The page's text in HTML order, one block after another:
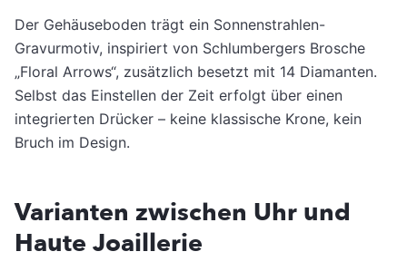
Der Gehäuseboden trägt ein Sonnenstrahlen-
Gravurmotiv, inspiriert von Schlumbergers Brosche
„Floral Arrows“, zusätzlich besetzt mit 14 Diamanten.
Selbst das Einstellen der Zeit erfolgt über einen
integrierten Drücker – keine klassische Krone, kein
Bruch im Design.
Varianten zwischen Uhr und
Haute Joaillerie